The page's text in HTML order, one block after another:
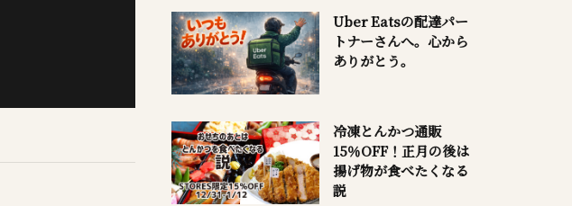
Uber Eatsの配達パー
トナーさんへ。心から
ありがとう。
冷凍とんかつ通販
15％OFF！正月の後は
揚げ物が食べたくなる
説